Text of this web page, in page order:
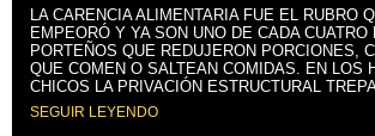
LA CARENCIA ALIMENTARIA FUE EL RUBRO
EMPEORÓ Y YA SON UNO DE CADA CUATRO
PORTEÑOS QUE REDUJERON PORCIONES,
QUE COMEN O SALTEAN COMIDAS. EN LOS
CHICOS LA PRIVACIÓN ESTRUCTURAL
SEGUIR LEYENDO